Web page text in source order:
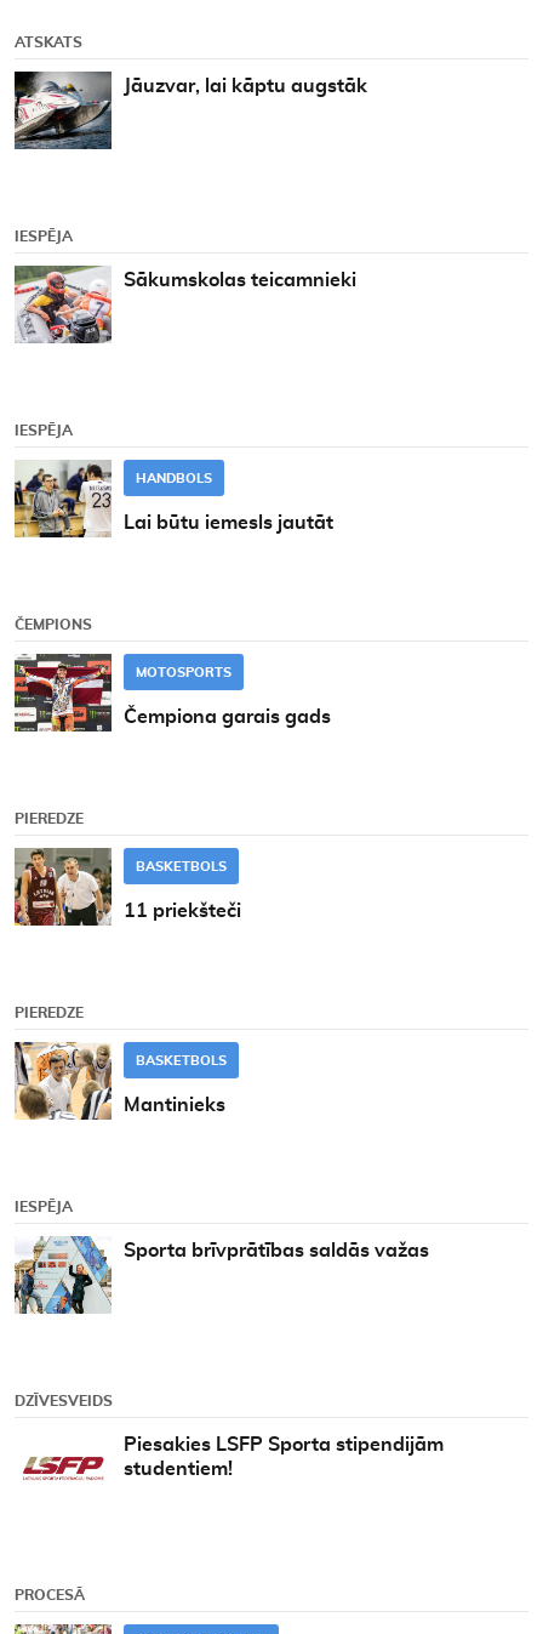
ATSKATS
Jāuzvar, lai kāptu augstāk
IESPĒJA
Sākumskolas teicamnieki
IESPĒJA
HANDBOLS
Lai būtu iemesls jautāt
ČEMPIONS
MOTOSPORTS
Čempiona garais gads
PIEREDZE
BASKETBOLS
11 priekšteči
PIEREDZE
BASKETBOLS
Mantinieks
IESPĒJA
Sporta brīvprātības saldās važas
DZĪVESVEIDS
Piesakies LSFP Sporta stipendijām
studentiem!
PROCESĀ